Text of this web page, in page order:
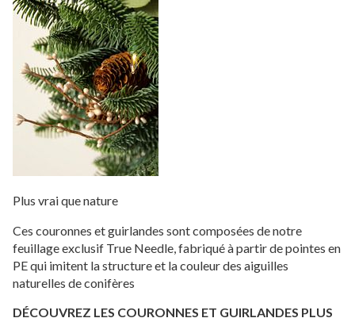
Plus vrai que nature
Ces couronnes et guirlandes sont composées de notre
feuillage exclusif True Needle, fabriqué à partir de pointes en
PE qui imitent la structure et la couleur des aiguilles
naturelles de conifères
DÉCOUVREZ LES COURONNES ET GUIRLANDES PLUS